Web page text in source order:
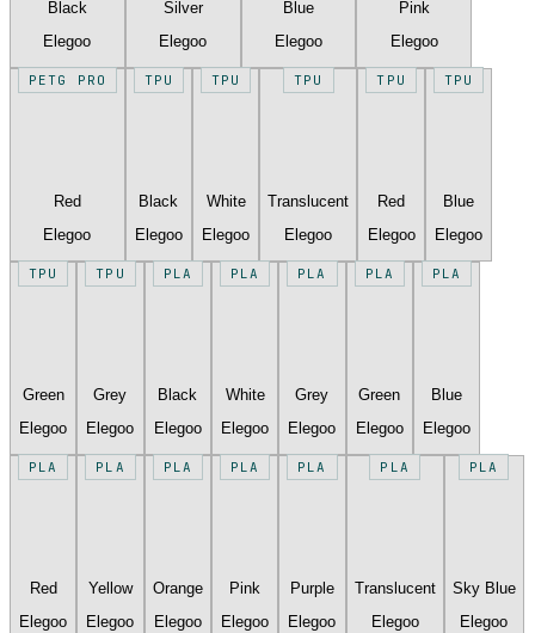
Black
Elegoo
Silver
Elegoo
Blue
Elegoo
Pink
Elegoo
PETG PRO
Red
Elegoo
TPU
Black
Elegoo
TPU
White
Elegoo
TPU
Translucent
Elegoo
TPU
Red
Elegoo
TPU
Blue
Elegoo
TPU
Green
Elegoo
TPU
Grey
Elegoo
PLA
Black
Elegoo
PLA
White
Elegoo
PLA
Grey
Elegoo
PLA
Green
Elegoo
PLA
Blue
Elegoo
PLA
Red
Elegoo
PLA
Yellow
Elegoo
PLA
Orange
Elegoo
PLA
Pink
Elegoo
PLA
Purple
Elegoo
PLA
Translucent
Elegoo
PLA
Sky Blue
Elegoo